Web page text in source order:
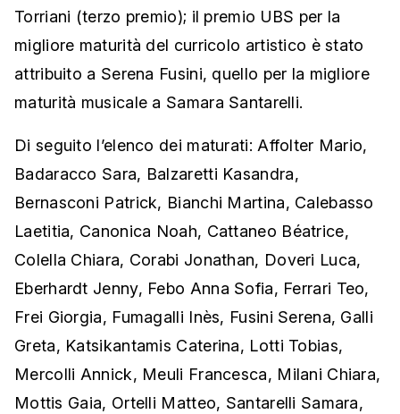
Torriani (terzo premio); il premio UBS per la
migliore maturità del curricolo artistico è stato
attribuito a Serena Fusini, quello per la migliore
maturità musicale a Samara Santarelli.
Di seguito l’elenco dei maturati: Affolter Mario,
Badaracco Sara, Balzaretti Kasandra,
Bernasconi Patrick, Bianchi Martina, Calebasso
Laetitia, Canonica Noah, Cattaneo Béatrice,
Colella Chiara, Corabi Jonathan, Doveri Luca,
Eberhardt Jenny, Febo Anna Sofia, Ferrari Teo,
Frei Giorgia, Fumagalli Inès, Fusini Serena, Galli
Greta, Katsikantamis Caterina, Lotti Tobias,
Mercolli Annick, Meuli Francesca, Milani Chiara,
Mottis Gaia, Ortelli Matteo, Santarelli Samara,